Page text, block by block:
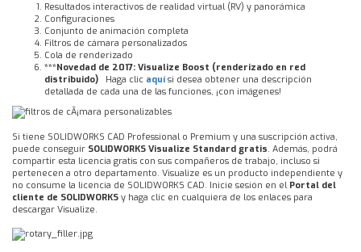
Resultados interactivos de realidad virtual (RV) y panorámica
Configuraciones
Conjunto de animación completa
Filtros de cámara personalizados
Cola de renderizado
***Novedad de 2017: Visualize Boost (renderizado en red
distribuido) Haga clic aquísi desea obtener una descripción
detallada de cada una de las funciones, ¡con imágenes!
Si tiene SOLIDWORKS CAD Professional o Premium y una suscripción activa,
puede conseguir SOLIDWORKS Visualize Standard gratis. Además, podrá
compartir esta licencia gratis con sus compañeros de trabajo, incluso si
pertenecen a otro departamento. Visualize es un producto independiente y
no consume la licencia de SOLIDWORKS CAD. Inicie sesión en el Portal del
cliente de SOLIDWORKS y haga clic en cualquiera de los enlaces para
descargar Visualize.